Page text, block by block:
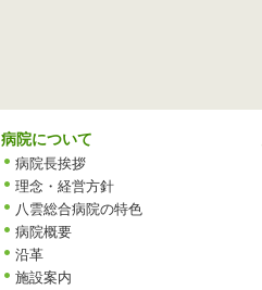
病院について
病院長挨拶
理念・経営方針
八雲総合病院の特色
病院概要
沿革
施設案内